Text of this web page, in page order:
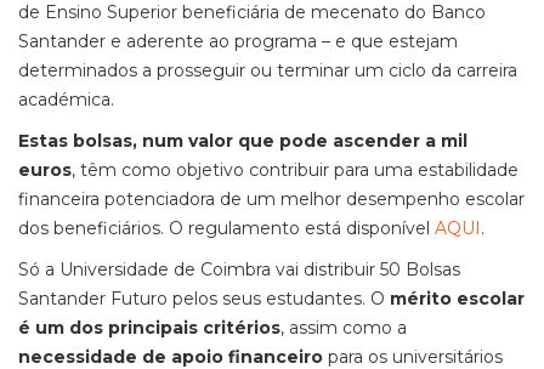
de Ensino Superior beneficiária de mecenato do Banco
Santander e aderente ao programa – e que estejam
determinados a prosseguir ou terminar um ciclo da carreira
académica.
Estas bolsas, num valor que pode ascender a mil
euros, têm como objetivo contribuir para uma estabilidade
financeira potenciadora de um melhor desempenho escolar
dos beneficiários. O regulamento está disponível AQUI.
Só a Universidade de Coimbra vai distribuir 50 Bolsas
Santander Futuro pelos seus estudantes. O mérito escolar
é um dos principais critérios, assim como a
necessidade de apoio financeiro para os universitários